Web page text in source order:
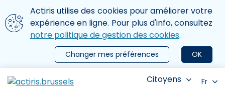
Aller au contenu principal
Nous utilisons des cookies
Actiris utilise des cookies pour améliorer votre
expérience en ligne. Pour plus d'info, consultez
notre politique de gestion des cookies.
OK
Changer mes préférences
le menu
Citoyens Fr